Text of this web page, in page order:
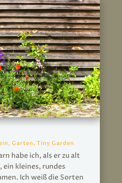
, Garten , Tiny Garden
habe ich, als er zu alt
ein kleines, rundes
Ich weiß die Sorten